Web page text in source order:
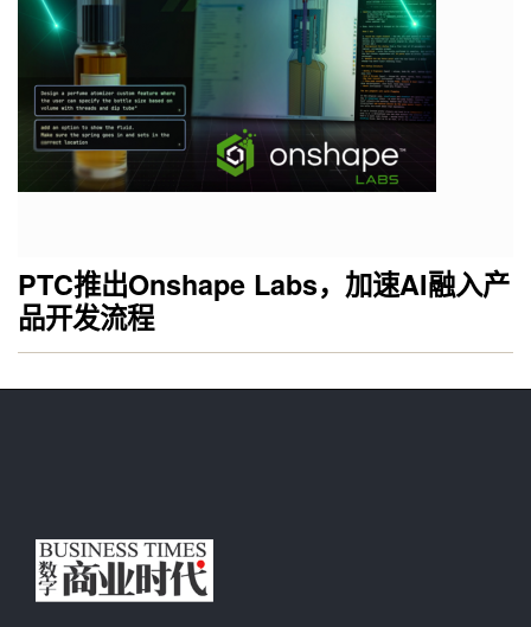
PTC推出Onshape Labs，加速AI融入产
品开发流程